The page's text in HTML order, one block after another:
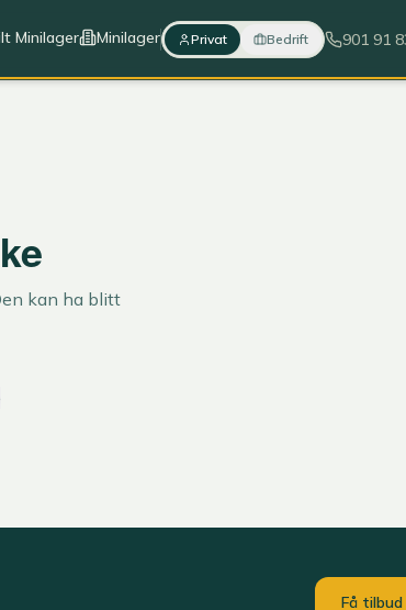
Minilager Minilager Privat Bedrift 901 91
kan ha blitt
Få tilbud